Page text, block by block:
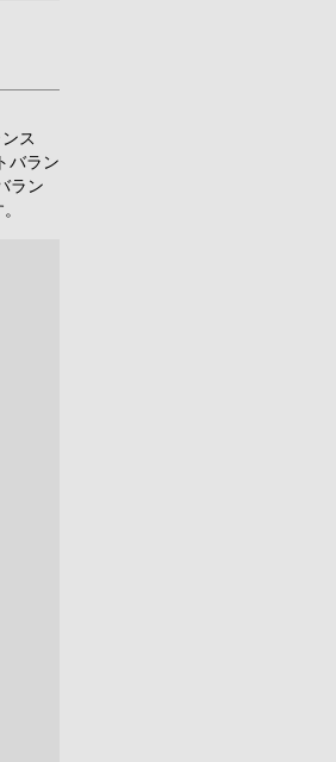
ス
バラン
ラン